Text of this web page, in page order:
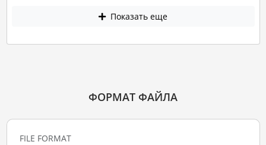
Показать еще
ФОРМАТ ФАЙЛА
FILE FORMAT